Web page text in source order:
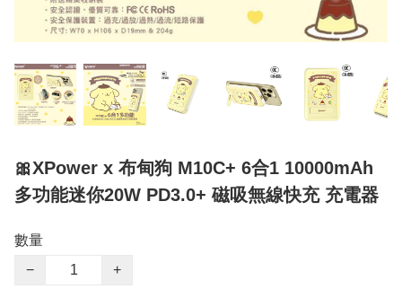
🎀XPower x 布甸狗 M10C+ 6合1 10000mAh
多功能迷你20W PD3.0+ 磁吸無線快充 充電器
數量
−
+